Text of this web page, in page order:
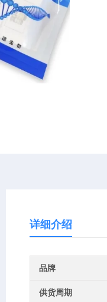
详细介绍
品牌
供货周期